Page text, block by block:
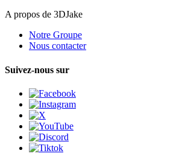
A propos de 3DJake
Notre Groupe
Nous contacter
Suivez-nous sur